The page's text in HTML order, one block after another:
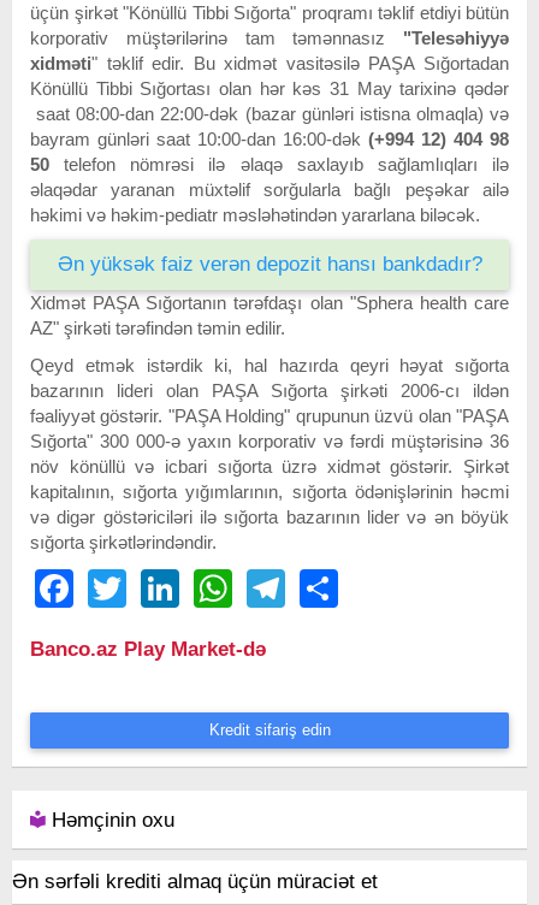
üçün şirkət "Könüllü Tibbi Sığorta" proqramı təklif etdiyi bütün
korporativ müştərilərinə tam təmənnasız "Telesəhiyyə
xidməti" təklif edir. Bu xidmət vasitəsilə PAŞA Sığortadan
Könüllü Tibbi Sığortası olan hər kəs 31 May tarixinə qədər
saat 08:00-dan 22:00-dək (bazar günləri istisna olmaqla) və
bayram günləri saat 10:00-dan 16:00-dək (+994 12) 404 98
50 telefon nömrəsi ilə əlaqə saxlayıb sağlamlıqları ilə
əlaqədar yaranan müxtəlif sorğularla bağlı peşəkar ailə
həkimi və həkim-pediatr məsləhətindən yararlana biləcək.
Ən yüksək faiz verən depozit hansı bankdadır?
Xidmət PAŞA Sığortanın tərəfdaşı olan "Sphera health care
AZ" şirkəti tərəfindən təmin edilir.
Qeyd etmək istərdik ki, hal hazırda qeyri həyat sığorta
bazarının lideri olan PAŞA Sığorta şirkəti 2006-cı ildən
fəaliyyət göstərir. "PAŞA Holding" qrupunun üzvü olan "PAŞA
Sığorta" 300 000-ə yaxın korporativ və fərdi müştərisinə 36
növ könüllü və icbari sığorta üzrə xidmət göstərir. Şirkət
kapitalının, sığorta yığımlarının, sığorta ödənişlərinin həcmi
və digər göstəriciləri ilə sığorta bazarının lider və ən böyük
sığorta şirkətlərindəndir.
FacebookTwitter LinkedIn WhatsAppTelegram
Banco.az Play Market-də
Kredit sifariş edin
Həmçinin oxu
Ən sərfəli krediti almaq üçün müraciət et